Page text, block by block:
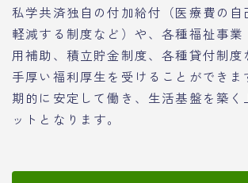
私学共済独自の付加給付（医療費の自
軽減する制度など）や、各種福祉事業
用補助、積立貯金制度、各種貸付制度
手厚い福利厚生を受けることができま
期的に安定して働き、生活基盤を築く
ットとなります。